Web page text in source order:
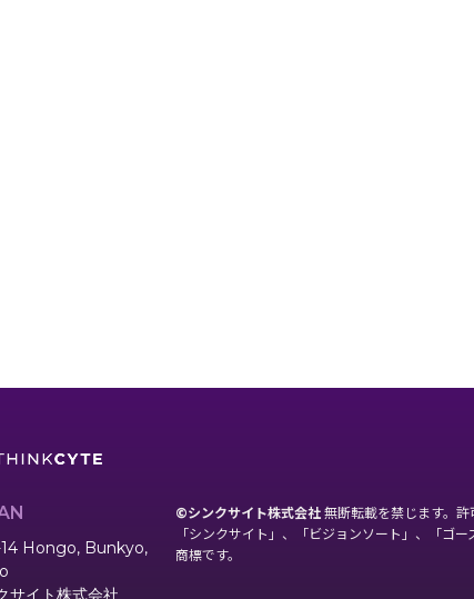
Hongo, Bunkyo,
サイト株式会社
©シンクサイト株式会社無断転載を禁じます。許
「シンクサイト」、「ビジョンソート」、「ゴ
商標です。